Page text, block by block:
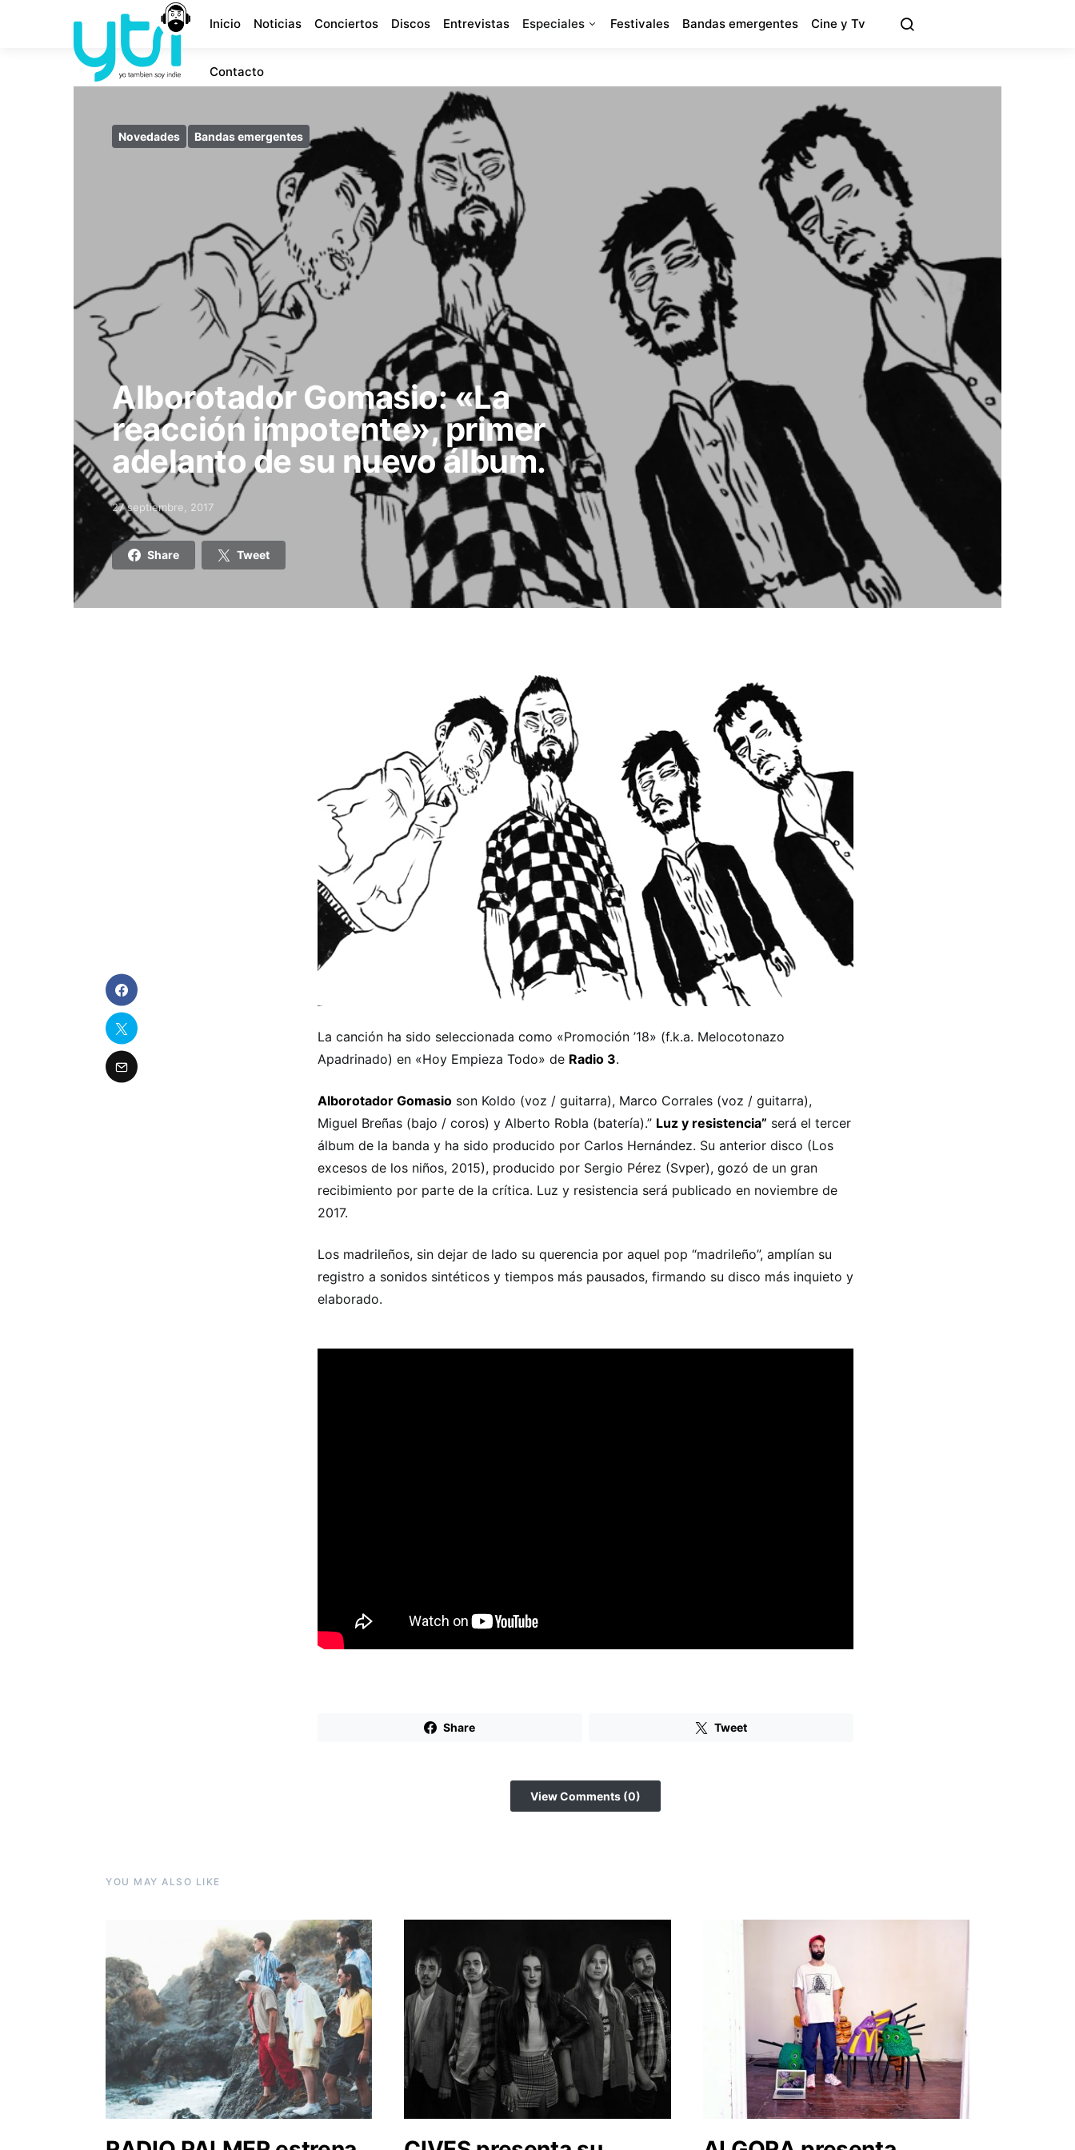
Inicio Noticias Conciertos Discos Entrevistas Especiales Festivales Bandas emergentes Cine y Tv
Contacto
Novedades Bandas emergentes
Alborotador Gomasio: «La
reacción impotente», primer
adelanto de su nuevo álbum.
Posted on
27 septiembre, 2017
Share Tweet
La canción ha sido seleccionada como «Promoción ’18» (f.k.a. Melocotonazo
Apadrinado) en «Hoy Empieza Todo» de Radio 3.
Alborotador Gomasio son Koldo (voz / guitarra), Marco Corrales (voz / guitarra),
Miguel Breñas (bajo / coros) y Alberto Robla (batería).” Luz y resistencia” será el tercer
álbum de la banda y ha sido producido por Carlos Hernández. Su anterior disco (Los
excesos de los niños, 2015), producido por Sergio Pérez (Svper), gozó de un gran
recibimiento por parte de la crítica. Luz y resistencia será publicado en noviembre de
2017.
Los madrileños, sin dejar de lado su querencia por aquel pop “madrileño”, amplían su
registro a sonidos sintéticos y tiempos más pausados, firmando su disco más inquieto y
elaborado.
Share Tweet
View Comments (0)
YOU MAY ALSO LIKE